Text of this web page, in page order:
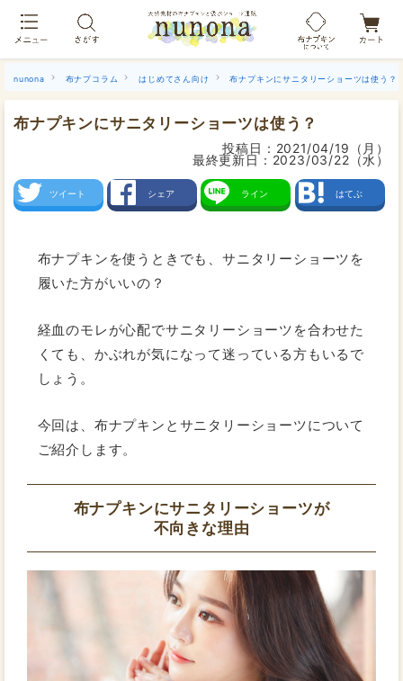
nunona 布ナプコラム はじめてさん向け 布ナプキンにサニタリーショーツは使う？
布ナプキンにサニタリーショーツは使う？
投稿日： 2021/04/19（月）
最終更新日： 2023/03/22（水）
ツイート シェア ライン はてぶ
布ナプキンを使うときでも、サニタリーショーツを
履いた方がいいの？
経血のモレが心配でサニタリーショーツを合わせた
くても、かぶれが気になって迷っている方もいるで
しょう。
今回は、布ナプキンとサニタリーショーツについて
ご紹介します。
布ナプキンにサニタリーショーツが
不向きな理由